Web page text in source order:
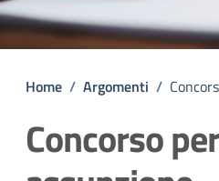
Home / Argomenti /
Concorso per